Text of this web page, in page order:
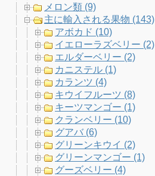
e
メロン類 (9)
主に輸入される果物 (143)
アボカド (10)
イエローラズベリー (2)
エルダーベリー (2)
カニステル (1)
カランツ (4)
キウイフルーツ (8)
キーツマンゴー (1)
クランベリー (10)
グアバ (6)
グリーンキウイ (2)
グリーンマンゴー (1)
グーズベリー (4)